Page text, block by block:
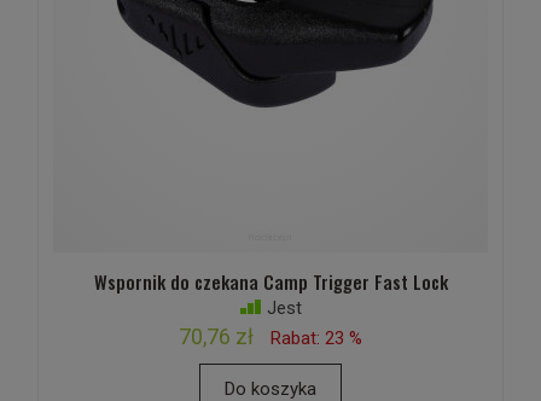
Wspornik do czekana Camp Trigger Fast Lock
Jest
70,76 zł Rabat: 23 %
Do koszyka